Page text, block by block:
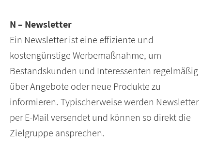
N – Newsletter
Ein Newsletter ist eine effiziente und
kostengünstige Werbemaßnahme, um
Bestandskunden und Interessenten regelmäßig
über Angebote oder neue Produkte zu
informieren. Typischerweise werden Newsletter
per E-Mail versendet und können so direkt die
Zielgruppe ansprechen.